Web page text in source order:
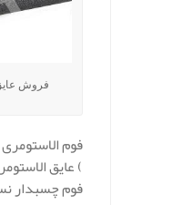
فروش
فوم
) عایق
فوم چسبدار